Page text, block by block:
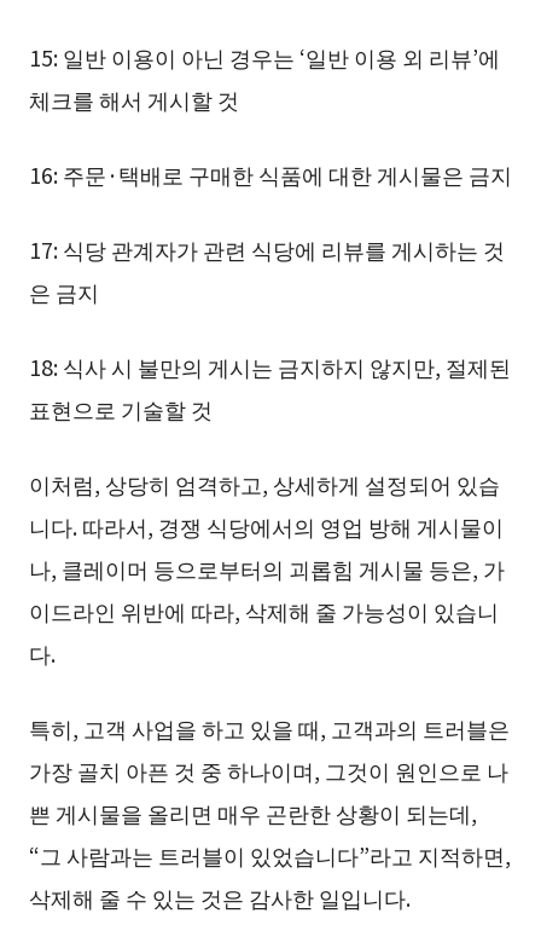
15: 일반 이용이 아닌 경우는 ‘일반 이용 외 리뷰’에
체크를 해서 게시할 것
16: 주문·택배로 구매한 식품에 대한 게시물은 금지
17: 식당 관계자가 관련 식당에 리뷰를 게시하는 것
은 금지
18: 식사 시 불만의 게시는 금지하지 않지만, 절제된
표현으로 기술할 것
이처럼, 상당히 엄격하고, 상세하게 설정되어 있습
니다. 따라서, 경쟁 식당에서의 영업 방해 게시물이
나, 클레이머 등으로부터의 괴롭힘 게시물 등은, 가
이드라인 위반에 따라, 삭제해 줄 가능성이 있습니
다.
특히, 고객 사업을 하고 있을 때, 고객과의 트러블은
가장 골치 아픈 것 중 하나이며, 그것이 원인으로 나
쁜 게시물을 올리면 매우 곤란한 상황이 되는데,
“그 사람과는 트러블이 있었습니다”라고 지적하면,
삭제해 줄 수 있는 것은 감사한 일입니다.